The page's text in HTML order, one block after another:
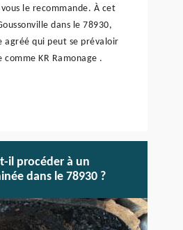
le recommande. À cet
dans le 78930,
agréé qui peut se prévaloir
KR Ramonage .
il procéder à un
dans le 78930 ?